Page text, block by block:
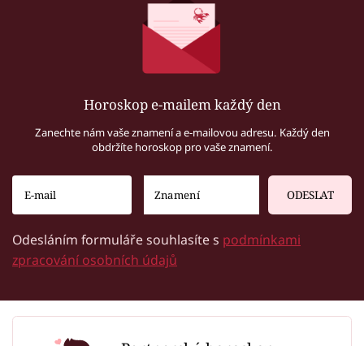
Horoskop e-mailem každý den
Zanechte nám vaše znamení a e-mailovou adresu. Každý den
obdržíte horoskop pro vaše znamení.
ODESLAT
Odesláním formuláře souhlasíte s podmínkami
zpracování osobních údajů